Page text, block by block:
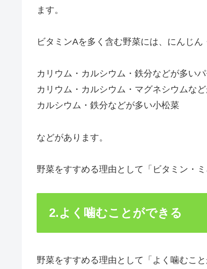
ます。
ビタミンAを多く含む野菜には、にんじん
カリウム・カルシウム・鉄分などが多いパ
カリウム・カルシウム・マグネシウムな
カルシウム・鉄分などが多い小松菜
などがあります。
野菜をすすめる理由として「ビタミン・
2.よく噛むことができる
野菜をすすめる理由として「よく噛むこ